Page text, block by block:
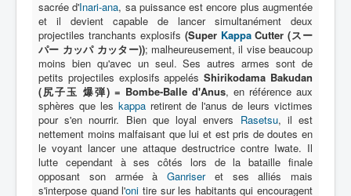
Animal
Race
Archétype
[]
Extraterrestre
Fantastique
sacrée d'Inari-ana, sa puissance est encore plus augmentée
et il devient capable de lancer simultanément deux
projectiles tranchants explosifs (Super KappaCutter (スー
パー カッパ カッター)); malheureusement, il vise beaucoup
moins bien qu'avec un seul. Ses autres armes sont de
petits projectiles explosifs appelésShirikodama Bakudan
(尻子玉 爆弾) = Bombe-Balle d'Anus, en référence aux
sphères que les kapparetirent de l'anus de leurs victimes
pour s'en nourrir. Bien que loyal envers Rasetsu, il est
nettement moins malfaisant que lui et est pris de doutes en
le voyant lancer une attaque destructrice contre Iwate. Il
lutte cependant à ses côtés lors de la bataille finale
opposant son armée à Ganriseret ses alliés mais
s'interpose quand l'oni tire sur les habitants qui encouragent